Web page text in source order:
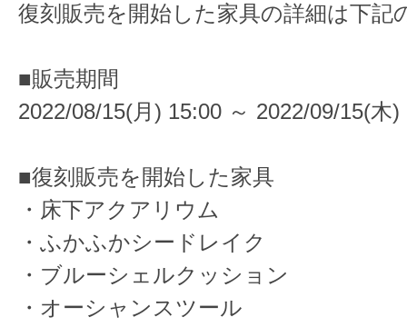
復刻販売を開始した家具の詳細は下記
■販売期間
2022/08/15(月) 15:00 ～ 2022/09/15(木)
■復刻販売を開始した家具
・床下アクアリウム
・ふかふかシードレイク
・ブルーシェルクッション
・オーシャンスツール